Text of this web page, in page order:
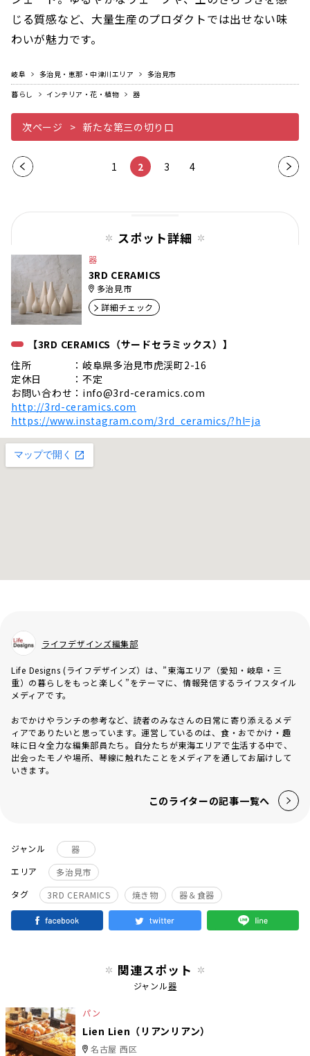
じる質感など、大量生産のプロダクトでは出せない味
わいが魅力です。
岐阜 多治見・恵那・中津川エリア
多治見市
暮らし
インテリア・花・植物 器
次ページ 新たな第三の切り口
前の
1 2 3 4
次の
スポット詳細
器
3RD CERAMICS
多治見市
詳細チェック
【3RD CERAMICS（サードセラミックス）】
住所 ：岐阜県多治見市虎渓町2-16
定休日 ：不定
お問い合わせ： info@3rd-ceramics.com
http://3rd-ceramics.com
https://www.instagram.com/3rd_ceramics/?hl=ja
ライフデザインズ編集部
Life Designs (ライフデザインズ）は、”東海エリア（愛知・岐阜・三
重）の暮らしをもっと楽しく”をテーマに、情報発信するライフスタイル
メディアです。
おでかけやランチの参考など、読者のみなさんの日常に寄り添えるメデ
ィアでありたいと思っています。運営しているのは、食・おでかけ・趣
味に日々全力な編集部員たち。自分たちが東海エリアで生活する中で、
出会ったモノや場所、琴線に触れたことをメディアを通してお届けして
いきます。
このライターの記事一覧へ
ジャンル
器
エリア
多治見市
タグ
3RD CERAMICS 焼き物 器＆食器
関連スポット
ジャンル器
パン
Lien Lien（リアンリアン）
名古屋 西区